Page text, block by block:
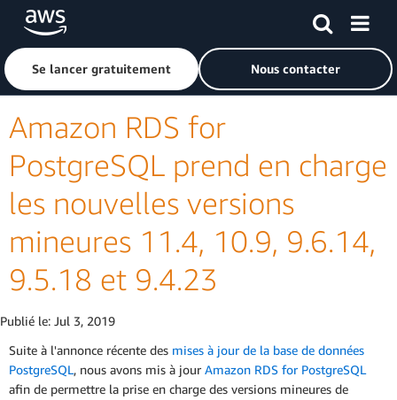
Passer au contenu principal
Cliquer ici pour revenir à la page d'accueil d'Amazon Web
Se lancer gratuitement Nous contacter
Amazon RDS for
PostgreSQL prend en charge
les nouvelles versions
mineures 11.4, 10.9, 9.6.14,
9.5.18 et 9.4.23
Publié le: Jul 3, 2019
Suite à l'annonce récente des mises à jour de la base de données
PostgreSQL, nous avons mis à jour Amazon RDS for PostgreSQL
afin de permettre la prise en charge des versions mineures de